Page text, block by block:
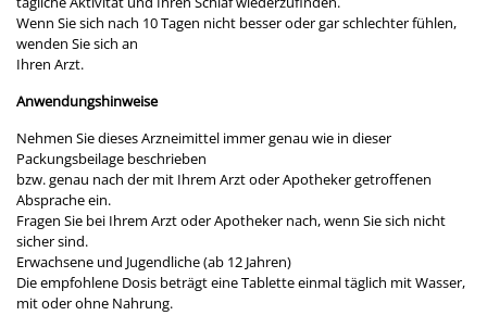
Wenn Sie sich nach 10 Tagen nicht besser oder gar schlechter fühlen,
wenden Sie sich an
Ihren Arzt.
Anwendungshinweise
Nehmen Sie dieses Arzneimittel immer genau wie in dieser
Packungsbeilage beschrieben
bzw. genau nach der mit Ihrem Arzt oder Apotheker getroffenen
Absprache ein.
Fragen Sie bei Ihrem Arzt oder Apotheker nach, wenn Sie sich nicht
sicher sind.
Erwachsene und Jugendliche (ab 12 Jahren)
Die empfohlene Dosis beträgt eine Tablette einmal täglich mit Wasser,
mit oder ohne Nahrung.